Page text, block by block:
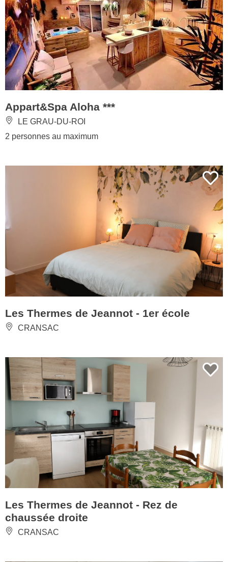
Appart&Spa Aloha ***
LE GRAU-DU-ROI
2 personnes au maximum
Les Thermes de Jeannot - 1er école
CRANSAC
Les Thermes de Jeannot - Rez de
chaussée droite
CRANSAC